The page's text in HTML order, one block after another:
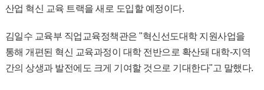
산업 혁신 교육 트랙을 새로 도입할 예정이다.
김일수 교육부 직업교육정책관은 "혁신선도대학 지원사업을
통해 개편된 혁신 교육과정이 대학 전반으로 확산돼 대학-지역
간의 상생과 발전에도 크게 기여할 것으로 기대한다"고 말했다.